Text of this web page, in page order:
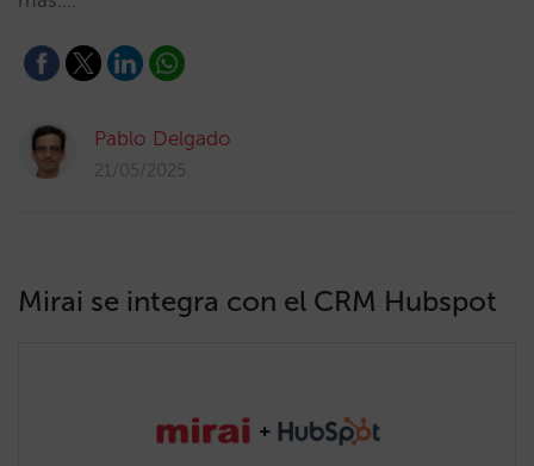
Pablo Delgado
21/05/2025
Mirai se integra con el CRM Hubspot